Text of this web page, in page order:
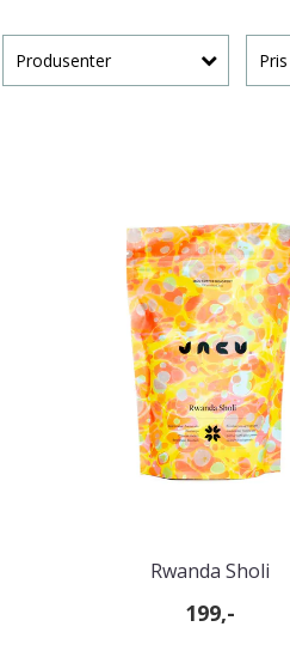
Produsenter Pris
Rwanda Sholi
199,-